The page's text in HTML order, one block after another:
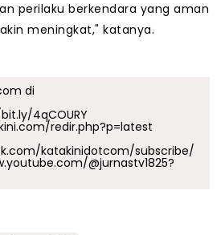
perilaku berkendara yang aman
meningkat," katanya.
di
4qCOURY
redir.php?p=latest
katakinidotcom/subscribe/
@jurnastv1825?